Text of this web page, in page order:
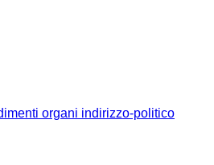
organi indirizzo-politico